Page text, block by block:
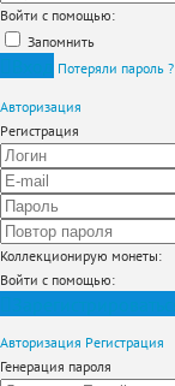
Войти с помощью:
Запомнить
Потеряли пароль ?
Авторизация
Регистрация
Коллекционирую монеты:
Войти с помощью:
Авторизация Регистрация
Генерация пароля